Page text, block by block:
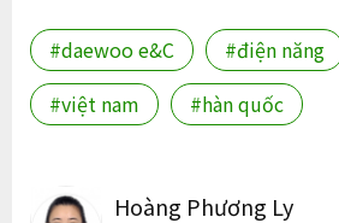
#daewoo e&C #điện năng
#việt nam
#hàn quốc
Hoàng Phương Ly